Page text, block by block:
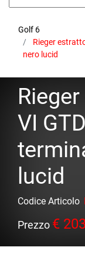
Golf 6
Rieger
nero lucid
VI
lucid
Codice Articolo
Prezzo €